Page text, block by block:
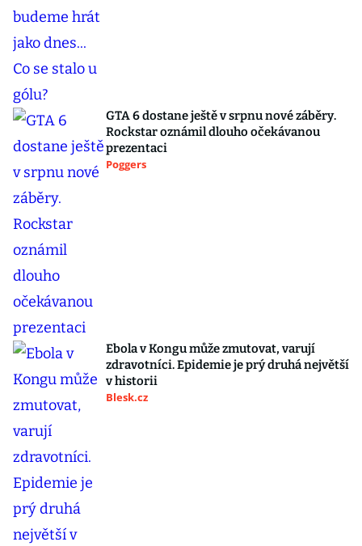
GTA 6 dostane ještě v srpnu nové záběry.
Rockstar oznámil dlouho očekávanou
prezentaci
Poggers
Ebola v Kongu může zmutovat, varují
zdravotníci. Epidemie je prý druhá největší
v historii
Blesk.cz